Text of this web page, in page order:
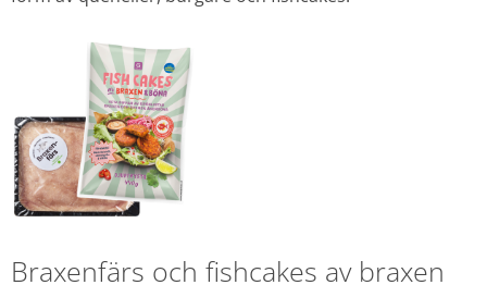
Braxenfärs och fishcakes av braxen